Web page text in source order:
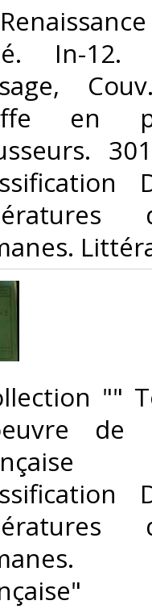
In-12.
en
""
de